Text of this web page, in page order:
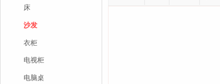
床
沙发
衣柜
电视柜
电脑桌